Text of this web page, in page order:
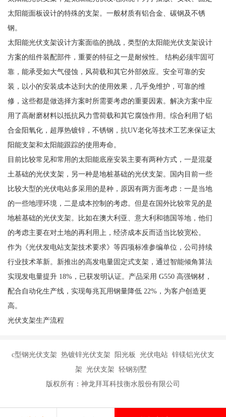
太阳能面板设计的特殊的支架。一般材质有铝合金、碳钢及不锈
钢。
太阳能光伏支架设计方案面临的挑战，类型的太阳能光伏支架设计
方案的组件装配部件，重要的特征之一是耐候性。 结构必须牢固可
靠，能承受如大气侵蚀，风荷载和其它外部效应。安全可靠的安
装，以小的安装成本达到大的使用效果，几乎免维护，可靠的维
修，这些都是做选择方案时所需要考虑的重要因素。解决方案中应
用了高耐磨材料以抵抗风力雪荷载和其它腐蚀作用。综合利用了铝
合金阳氧化，超厚热镀锌，不锈钢，抗UV老化等技术工艺来保证太
阳能支架和太阳能跟踪的使用寿命。
目前比较常见和常用的太阳能底座安装主要有两种方式，一是混凝
土基础的光伏支架，另一种是地桩基础的光伏支架。国内目前一些
比较大型的光伏电站多采用的是种，原因有两方面考虑：一是当地
的一些地理环境，二是成本控制的考虑。但是在国外比较常见的是
地桩基础的光伏支架。比如在澳大利亚、意大利和德国等地，他们
的考虑主要在对土地的再利用上，经济成本反而适当比较宽松。
作为《光伏发电站支架技术要求》等四项标准参编单位，公司持续
行业技术革新。新推出的高发电量固定式支架，通过智能倾角算法
实现发电量提升 18%，已获发明认证。产品采用 G550 高强钢材，
配合自动化生产线，实现每兆瓦用钢量降低 22%，为客户创造更
高。
光伏支架生产流程
c型钢光伏支架 热镀锌光伏支架 阳光板 光伏电站 锌镁铝光伏支
架 光伏支架 轻钢别墅
版权所有：神龙拜耳科技衡水股份有限公司